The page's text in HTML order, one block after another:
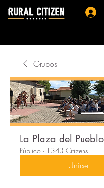
Grupos
La Plaza del Pueblo
Público · 1343 Citizens
Unirse